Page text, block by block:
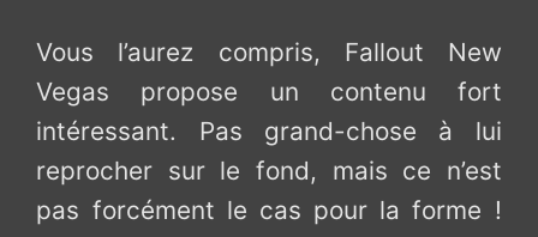
Vous l’aurez compris, Fallout New
Vegas propose un contenu fort
intéressant. Pas grand-chose à lui
reprocher sur le fond, mais ce n’est
pas forcément le cas pour la forme !